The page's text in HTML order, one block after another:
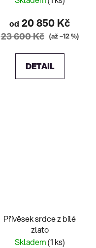
od 20 850 Kč
23 600 Kč (až –12 %)
DETAIL
Přívěsek srdce z bílé
zlato
Skladem(1 ks)